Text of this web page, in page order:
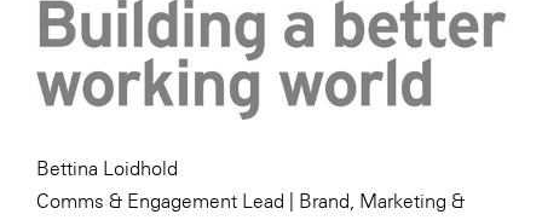
Bettina Loidhold
Comms & Engagement Lead | Brand, Marketing &